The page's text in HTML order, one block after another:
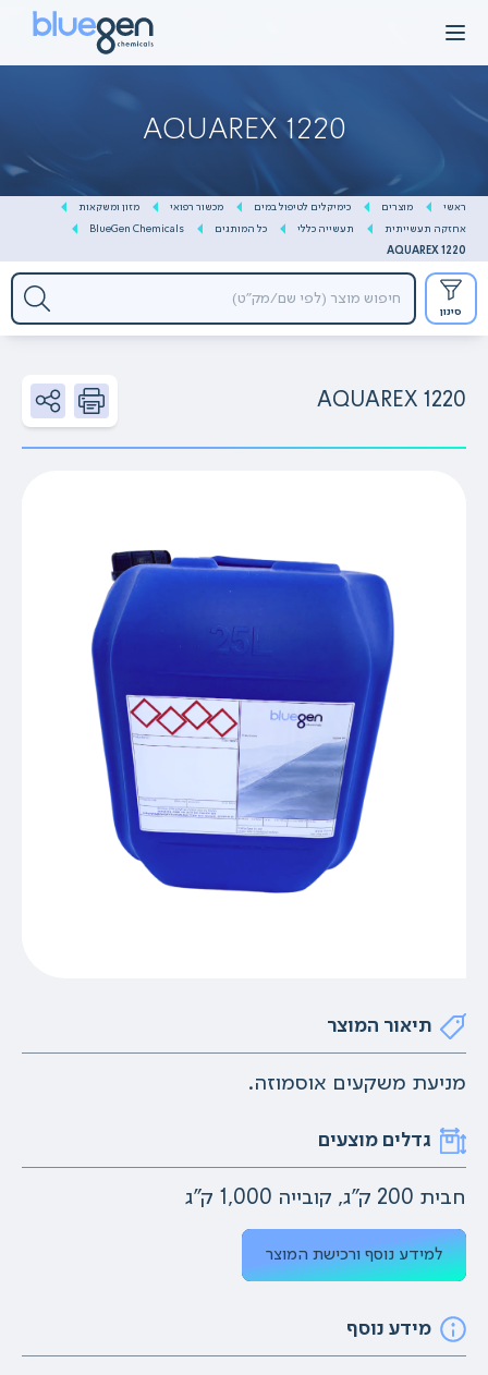
to
AQUAREX 1220
ראשי מוצרים כימיקלים לטיפול במים מכשור רפואי
מזון ומשקאות
אחזקה תעשייתית
תעשייה כללי כל המותגים
BlueGen Chemicals
AQUAREX 1220
סינון
AQUAREX 1220
תיאור המוצר
מניעת משקעים אוסמוזה.
גדלים מוצעים
חבית 200 ק"ג, קובייה 1,000 ק"ג
למידע נוסף ורכישת המוצר
מידע נוסף